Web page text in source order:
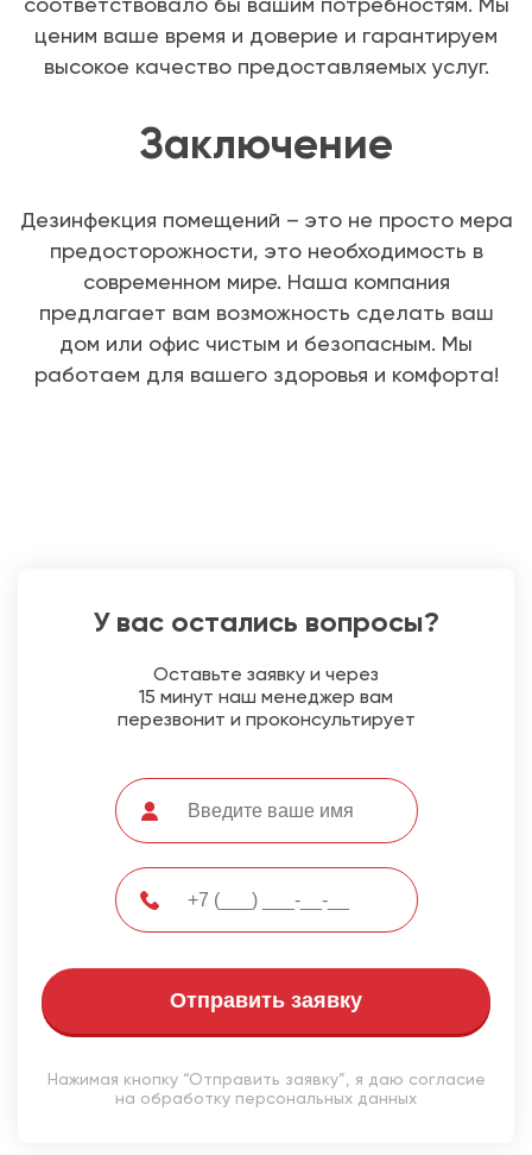
ценим ваше время и доверие и гарантируем
высокое качество предоставляемых услуг.
Заключение
Дезинфекция помещений – это не просто мера
предосторожности, это необходимость в
современном мире. Наша компания
предлагает вам возможность сделать ваш
дом или офис чистым и безопасным. Мы
работаем для вашего здоровья и комфорта!
У вас остались вопросы?
Оставьте заявку и через
15 минут наш менеджер вам
перезвонит и проконсультирует
Отправить заявку
Нажимая кнопку “Отправить заявку”, я даю согласие
на обработку персональных данных